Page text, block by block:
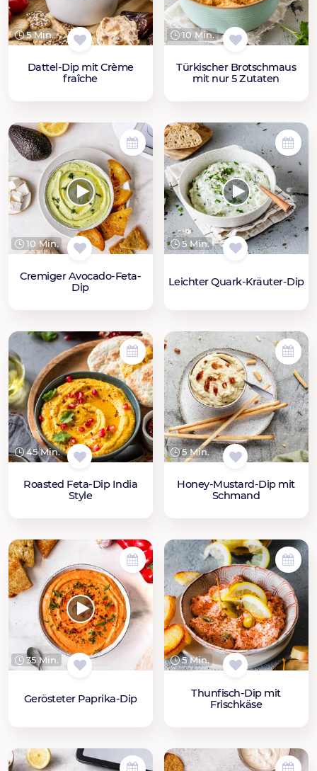
5 Min.
Dattel-Dip mit Crème
fraîche
10 Min.
Türkischer Brotschmaus
mit nur 5 Zutaten
10 Min.
Cremiger Avocado-Feta-
Dip
5 Min.
Leichter Quark-Kräuter-Dip
45 Min.
Roasted Feta-Dip India
Style
5 Min.
Honey-Mustard-Dip mit
Schmand
35 Min.
Gerösteter Paprika-Dip
5 Min.
Thunfisch-Dip mit
Frischkäse